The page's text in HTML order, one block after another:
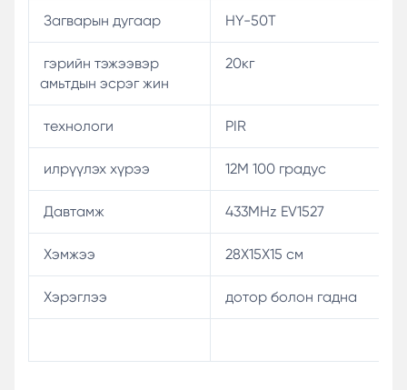
Загварын дугаар HY-50T
гэрийн тэжээвэр
амьтдын эсрэг жин
20кг
технологи PIR
илрүүлэх хүрээ 12M 100 градус
Давтамж 433MHz EV1527
Хэмжээ 28X15X15 см
Хэрэглээ дотор болон гадна